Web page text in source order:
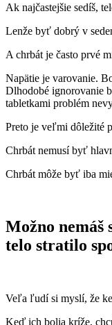
Ak najčastejšie sedíš,
Lenže byť dobrý v
A chrbát je často prvé
Napätie je varovanie.
Dlhodobé ignorovanie
tabletkami problém
Preto je veľmi dôležité
Chrbát nemusí byť
Chrbát môže byť iba
Možno nemáš
telo stratilo
Veľa ľudí si myslí, že
Keď ich bolia kríže,